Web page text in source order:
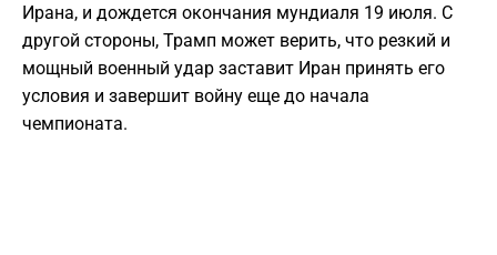
Ирана, и дождется окончания мундиаля 19 июля. С
другой стороны, Трамп может верить, что резкий и
мощный военный удар заставит Иран принять его
условия и завершит войну еще до начала
чемпионата.